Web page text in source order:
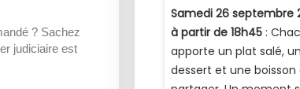
? Sachez
judiciaire est